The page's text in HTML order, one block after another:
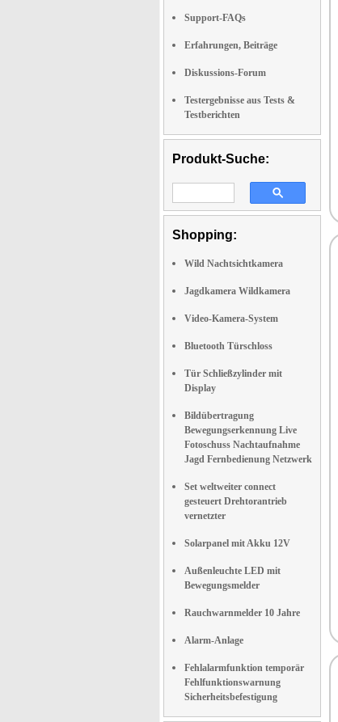
Support-FAQs
Erfahrungen, Beiträge
Diskussions-Forum
Testergebnisse aus Tests &
Testberichten
Produkt-Suche:
Shopping:
Wild Nachtsichtkamera
Jagdkamera Wildkamera
Video-Kamera-System
Bluetooth Türschloss
Tür Schließzylinder mit
Display
Bildübertragung
Bewegungserkennung Live
Fotoschuss Nachtaufnahme
Jagd Fernbedienung Netzwerk
Set weltweiter connect
gesteuert Drehtorantrieb
vernetzter
Solarpanel mit Akku 12V
Außenleuchte LED mit
Bewegungsmelder
Rauchwarnmelder 10 Jahre
Alarm-Anlage
Fehlalarmfunktion temporär
Fehlfunktionswarnung
Sicherheitsbefestigung